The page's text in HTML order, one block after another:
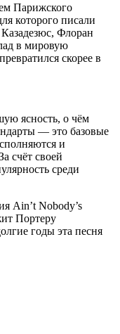
Парижского
которого писали
Флоран
в мировую
скорее в
ясность, о чём
— это базовые
и
счёт своей
среди
Ain’t Nobody’s
Портеру
годы эта песня